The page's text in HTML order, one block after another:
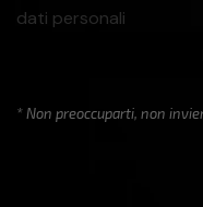
dati personali
* Non preoccuparti, non